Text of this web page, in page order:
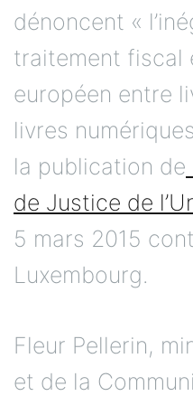
dénoncent «
traitement fiscal
européen entre
livres
la publication de
de Justice de
5 mars 2015
Luxembourg.
Fleur Pellerin,
et de la